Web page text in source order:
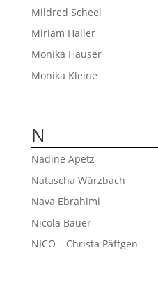
Mildred Scheel
Miriam Haller
Monika Hauser
Monika Kleine
N
Nadine Apetz
Natascha Würzbach
Nava Ebrahimi
Nicola Bauer
NICO – Christa Päffgen